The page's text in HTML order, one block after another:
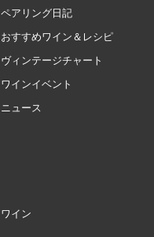
ペアリング日記
おすすめワイン＆レシピ
ヴィンテージチャート
ワインイベント
ニュース
ワイン